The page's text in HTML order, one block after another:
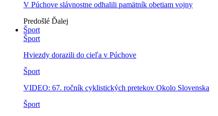
V Púchove slávnostne odhalili pamätník obetiam vojny
Predošlé Ďalej
Šport
Šport
Hviezdy dorazili do cieľa v Púchove
Šport
VIDEO: 67. ročník cyklistických pretekov Okolo Slovenska
Šport